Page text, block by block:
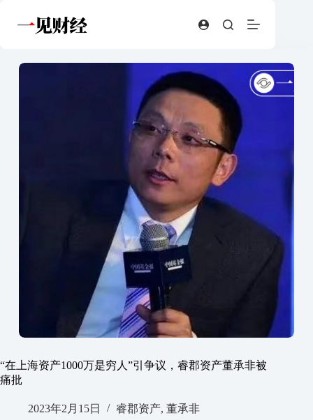
“在上海资产1000万是穷人”引争议，睿郡资产董承非被
痛批
2023年2月15日 睿郡资产, 董承非